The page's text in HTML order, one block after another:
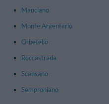
Manciano
Monte Argentario
Orbetello
Roccastrada
Scansano
Semproniano